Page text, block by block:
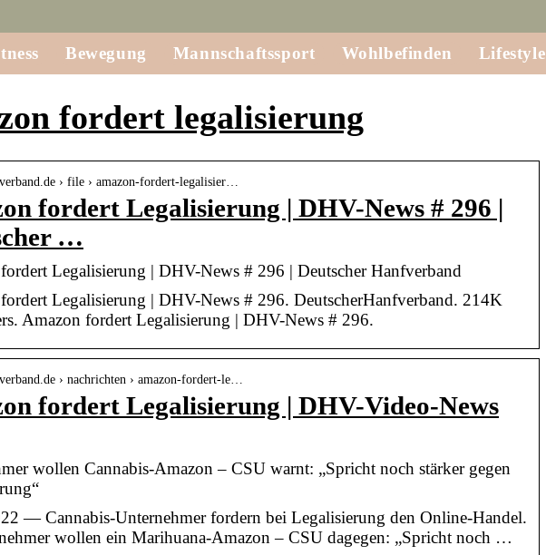
Bewegung Mannschaftssport Wohlbefinden Lifestyle
fordert legalisierung
› file › amazon-fordert-legalisier…
fordert Legalisierung | DHV-News # 296 |
…
Legalisierung | DHV-News # 296 | Deutscher Hanfverband
Legalisierung | DHV-News # 296. DeutscherHanfverband. 214K
Amazon fordert Legalisierung | DHV-News # 296.
› nachrichten › amazon-fordert-le…
fordert Legalisierung | DHV-Video-News
wollen Cannabis-Amazon – CSU warnt: „Spricht noch stärker gegen
— Cannabis-Unternehmer fordern bei Legalisierung den Online-Handel.
wollen ein Marihuana-Amazon – CSU dagegen: „Spricht noch …